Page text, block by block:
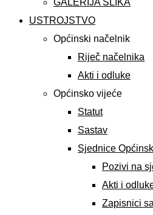
GALERIJA SLIKA
USTROJSTVO
Općinski načelnik
Riječ načelnika
Akti i odluke
Općinsko vijeće
Statut
Sastav
Sjednice
Pozivi na
Akti i
Zapisnici